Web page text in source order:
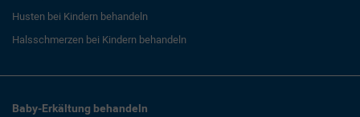
Husten bei Kindern behandeln
Halsschmerzen bei Kindern behandeln
Baby-Erkältung behandeln